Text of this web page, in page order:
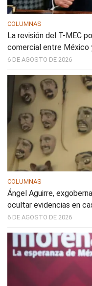
COLUMNAS
La revisión del T-MEC
comercial entre México
6 DE AGOSTO DE 2026
COLUMNAS
Ángel Aguirre,
ocultar evidencias en
6 DE AGOSTO DE 2026